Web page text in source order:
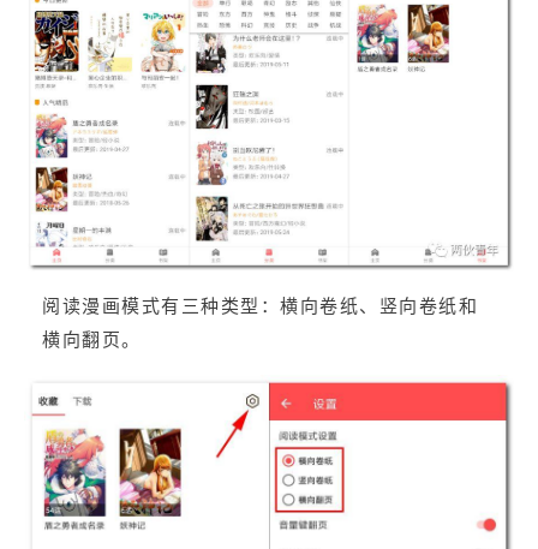
阅读漫画模式有三种类型：横向卷纸、竖向卷纸和
横向翻页。